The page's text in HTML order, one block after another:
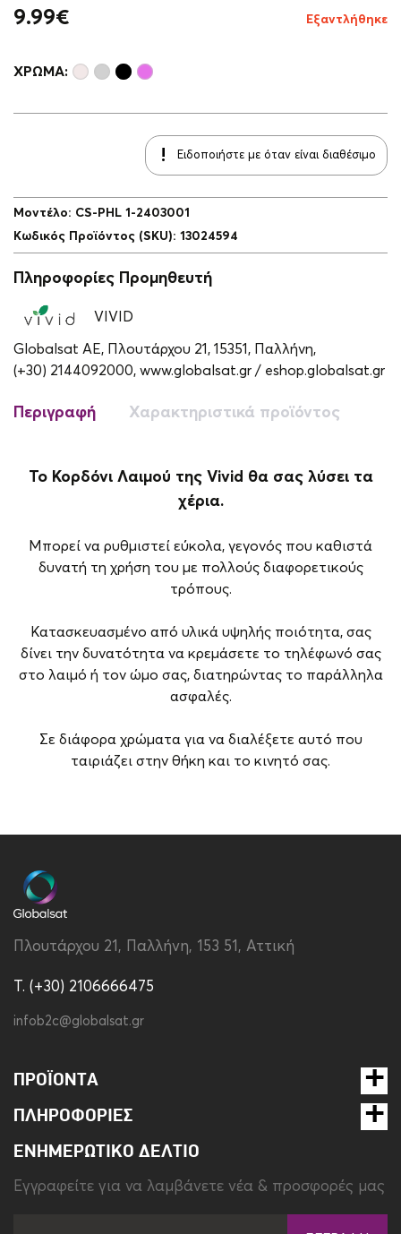
9.99€ Εξαντλήθηκε
ΧΡΏΜΑ:
Ειδοποιήστε με όταν είναι διαθέσιμο
Μοντέλο: CS-PHL 1-2403001
Κωδικός Προϊόντος (SKU): 13024594
Πληροφορίες Προμηθευτή
VIVID
Globalsat ΑΕ, Πλουτάρχου 21, 15351, Παλλήνη,
(+30) 2144092000, www.globalsat.gr / eshop.globalsat.gr
Περιγραφή Χαρακτηριστικά προϊόντος
To Κορδόνι Λαιμού της Vivid θα σας λύσει τα
χέρια.
Μπορεί να ρυθμιστεί εύκολα, γεγονός που καθιστά
δυνατή τη χρήση του με πολλούς διαφορετικούς
τρόπους.
Κατασκευασμένο από υλικά υψηλής ποιότητα, σας
δίνει την δυνατότητα να κρεμάσετε το τηλέφωνό σας
στο λαιμό ή τον ώμο σας, διατηρώντας το παράλληλα
ασφαλές.
Σε διάφορα χρώματα για να διαλέξετε αυτό που
ταιριάζει στην θήκη και το κινητό σας.
Είδος Neck Strap
Χρώμα
Πλουτάρχου 21, Παλλήνη, 153 51, Αττική
T. (+30) 2106666475
infob2c@globalsat.gr
ΠΡΟΪΌΝΤΑ
ΠΛΗΡΟΦΟΡΊΕΣ
ΕΝΗΜΕΡΩΤΙΚΌ ΔΕΛΤΊΟ
Eγγραφείτε για να λαμβάνετε νέα & προσφορές μας